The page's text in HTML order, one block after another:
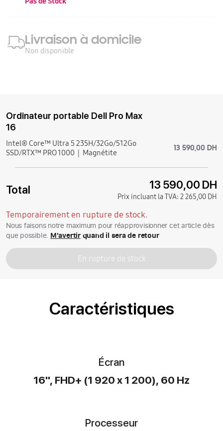
Livraison à domicile
Non disponible
Ordinateur portable Dell Pro Max
16
Intel® Core™ Ultra 5 235H/32Go/512Go
SSD/RTX™ PRO 1000
Magnétite 13 590,00 DH
Total 13 590,00 DH
Prix incluant la TVA: 2 265,00 DH
Temporairement en rupture de stock.
Nous faisons notre maximum pour réapprovisionner cet article dès
que possible. M'avertirquand il sera de retour
En rupture de stock
Caractéristiques
Écran
16'', FHD+ (1 920 x 1 200), 60 Hz
Processeur